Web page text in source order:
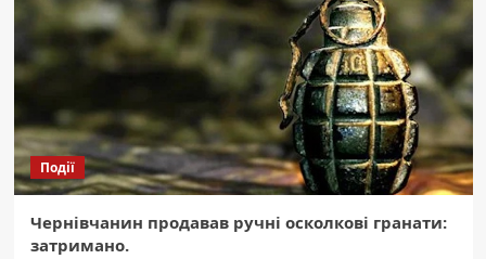
Події
Чернівчанин продавав ручні осколкові гранати:
затримано.